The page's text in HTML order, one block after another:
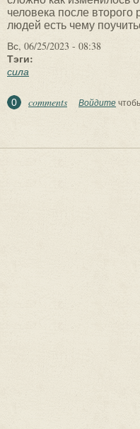
Вс, 06/25/2023 - 08:38
Тэги:
сила
0 comments Войдите